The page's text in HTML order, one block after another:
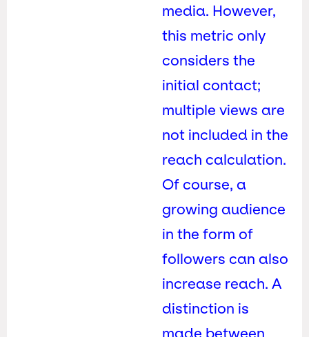
media. However,
this metric only
considers the
initial contact;
multiple views are
not included in the
reach calculation.
Of course, a
growing audience
in the form of
followers can also
increase reach. A
distinction is
made between